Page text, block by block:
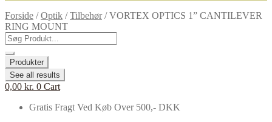
Forside /Optik /Tilbehør/VORTEX OPTICS 1” CANTILEVER
RING MOUNT
Search
...
Produkter
See all results
0,00 kr. 0 Cart
Gratis Fragt Ved Køb Over 500,- DKK